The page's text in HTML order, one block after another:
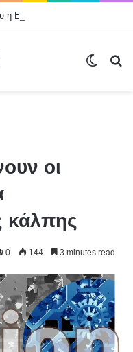
οι
κάλπης
0 144 3 minutes read